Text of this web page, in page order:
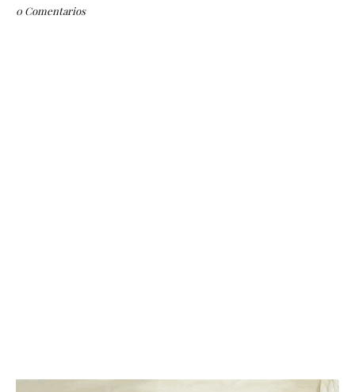
0 Comentarios